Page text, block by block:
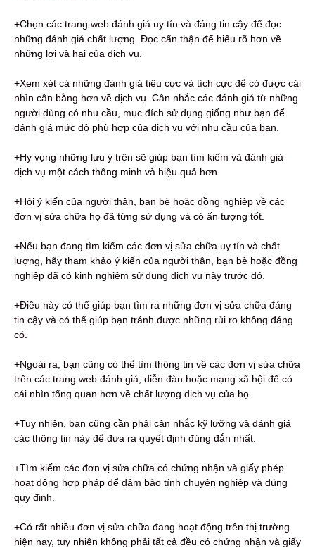
+Chọn các trang web đánh giá uy tín và đáng tin cậy để đọc
những đánh giá chất lượng. Đọc cẩn thận để hiểu rõ hơn về
những lợi và hại của dịch vụ.
+Xem xét cả những đánh giá tiêu cực và tích cực để có được cái
nhìn cân bằng hơn về dịch vụ. Cân nhắc các đánh giá từ những
người dùng có nhu cầu, mục đích sử dụng giống như bạn để
đánh giá mức độ phù hợp của dịch vụ với nhu cầu của bạn.
+Hy vọng những lưu ý trên sẽ giúp bạn tìm kiếm và đánh giá
dịch vụ một cách thông minh và hiệu quả hơn.
+Hỏi ý kiến ​​của người thân, bạn bè hoặc đồng nghiệp về các
đơn vị sửa chữa họ đã từng sử dụng và có ấn tượng tốt.
+Nếu bạn đang tìm kiếm các đơn vị sửa chữa uy tín và chất
lượng, hãy tham khảo ý kiến ​​của người thân, bạn bè hoặc đồng
nghiệp đã có kinh nghiệm sử dụng dịch vụ này trước đó.
+Điều này có thể giúp bạn tìm ra những đơn vị sửa chữa đáng
tin cậy và có thể giúp bạn tránh được những rủi ro không đáng
có.
+Ngoài ra, bạn cũng có thể tìm thông tin về các đơn vị sửa chữa
trên các trang web đánh giá, diễn đàn hoặc mạng xã hội để có
cái nhìn tổng quan hơn về chất lượng dịch vụ của họ.
+Tuy nhiên, bạn cũng cần phải cân nhắc kỹ lưỡng và đánh giá
các thông tin này để đưa ra quyết định đúng đắn nhất.
+Tìm kiếm các đơn vị sửa chữa có chứng nhận và giấy phép
hoạt động hợp pháp để đảm bảo tính chuyên nghiệp và đúng
quy định.
+Có rất nhiều đơn vị sửa chữa đang hoạt động trên thị trường
hiện nay, tuy nhiên không phải tất cả đều có chứng nhận và giấy